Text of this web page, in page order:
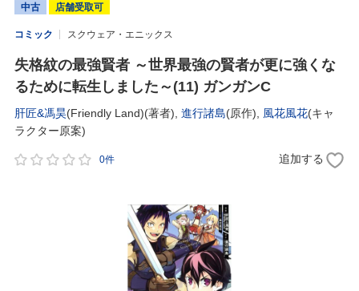
中古 店舗受取可
コミック スクウェア・エニックス
失格紋の最強賢者 ～世界最強の賢者が更に強くな
るために転生しました～(11) ガンガンC
肝匠&馮昊(Friendly Land)(著者), 進行諸島(原作), 風花風花(キャ
ラクター原案)
0件 追加する